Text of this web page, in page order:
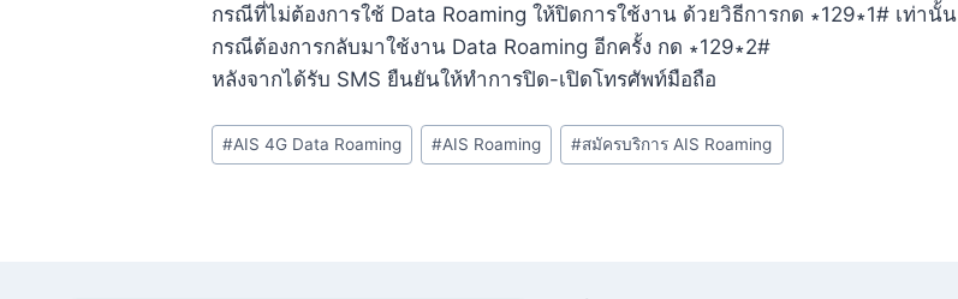
กรณีที่ไม่ต้องการใช้ Data Roaming ให้ปิดการใช้งาน ด้วยวิธีการกด ∗129∗1# เท่านั้น
กรณีต้องการกลับมาใช้งาน Data Roaming อีกครั้ง กด ∗129∗2#
หลังจากได้รับ SMS ยืนยันให้ทำการปิด-เปิดโทรศัพท์มือถือ
Post
Tags:
#AIS 4G Data Roaming #AIS Roaming #สมัครบริการ AIS Roaming